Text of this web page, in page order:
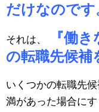
だけなのです
それは、
『働
の転職先候補
いくつかの転職先
満があった場合に